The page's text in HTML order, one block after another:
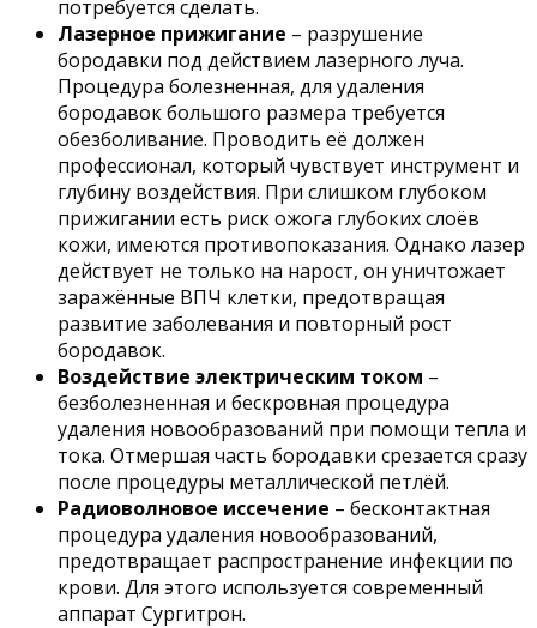
потребуется сделать.
Лазерное прижигание – разрушение
бородавки под действием лазерного луча.
Процедура болезненная, для удаления
бородавок большого размера требуется
обезболивание. Проводить её должен
профессионал, который чувствует инструмент и
глубину воздействия. При слишком глубоком
прижигании есть риск ожога глубоких слоёв
кожи, имеются противопоказания. Однако лазер
действует не только на нарост, он уничтожает
заражённые ВПЧ клетки, предотвращая
развитие заболевания и повторный рост
бородавок.
Воздействие электрическим током –
безболезненная и бескровная процедура
удаления новообразований при помощи тепла и
тока. Отмершая часть бородавки срезается сразу
после процедуры металлической петлёй.
Радиоволновое иссечение – бесконтактная
процедура удаления новообразований,
предотвращает распространение инфекции по
крови. Для этого используется современный
аппарат Сургитрон.